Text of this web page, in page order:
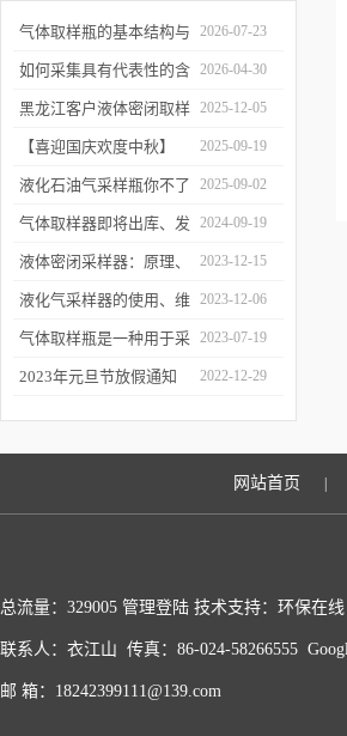
气体取样瓶的基本结构与
工作逻辑是什么？
2026-07-23
如何采集具有代表性的含
油水样？——石油类采水
器原理与使用
2026-04-30
黑龙江客户液体密闭取样
器项目顺利交付
2025-12-05
【喜迎国庆欢度中秋】
2025年国庆中秋放假通知
2025-09-19
液化石油气采样瓶你不了
解的知识！
2025-09-02
气体取样器即将出库、发
货！
2024-09-19
液体密闭采样器：原理、
应用和优势
2023-12-15
液化气采样器的使用、维
护与优化
2023-12-06
气体取样瓶是一种用于采
集、贮存和分析气体样品
2023-07-19
2023年元旦节放假通知 2022-12-29
网站首页
总流量：329005 管理登陆 技术支持： 环保在线
联系人：衣江山 传真：86-024-58266555
邮 箱：18242399111@139.com